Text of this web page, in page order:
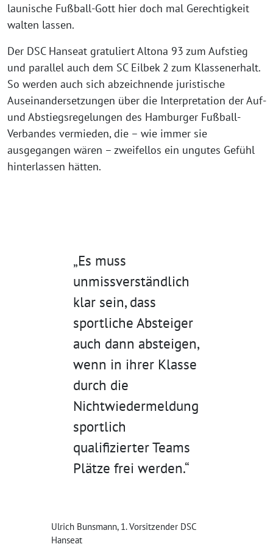
launische Fußball-Gott hier doch mal Gerechtigkeit
walten lassen.
Der DSC Hanseat gratuliert Altona 93 zum Aufstieg
und parallel auch dem SC Eilbek 2 zum Klassenerhalt.
So werden auch sich abzeichnende juristische
Auseinandersetzungen über die Interpretation der Auf-
und Abstiegsregelungen des Hamburger Fußball-
Verbandes vermieden, die – wie immer sie
ausgegangen wären – zweifellos ein ungutes Gefühl
hinterlassen hätten.
„Es muss
unmissverständlich
klar sein, dass
sportliche Absteiger
auch dann absteigen,
wenn in ihrer Klasse
durch die
Nichtwiedermeldung
sportlich
qualifizierter Teams
Plätze frei werden.“
Ulrich Bunsmann, 1. Vorsitzender DSC
Hanseat